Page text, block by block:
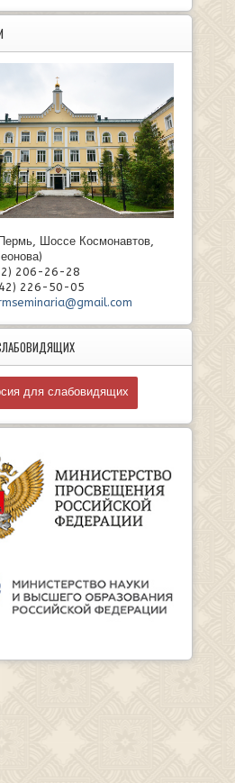
Шоссе Космонавтов,
206-26-28
226-50-05
для слабовидящих